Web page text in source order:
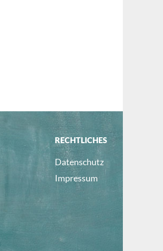
RECHTLICHES
Datenschutz
Impressum